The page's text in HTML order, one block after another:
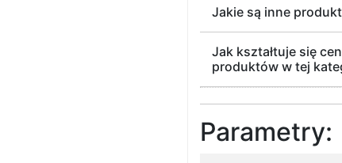
Jakie są inne
Jak kształtuje się
produktów w tej
Parametry: